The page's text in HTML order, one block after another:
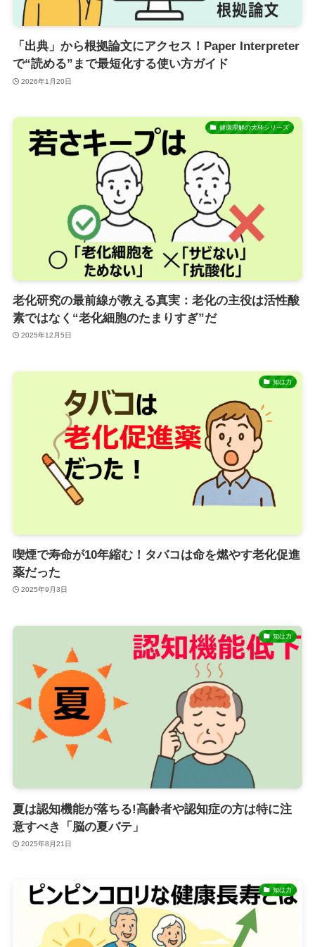
「出典」から根拠論文にアクセス！Paper Interpreter
で“読める”まで最短化する使い方ガイド
2026年1月20日
健康理解の大枠シリーズ
老化研究の最前線が教える真実：老化の主役は活性酸
素ではなく“老化細胞のたまりすぎ”だ
2025年12月5日
知は力
喫煙で寿命が10年縮む！タバコは命を燃やす老化促進
薬だった
2025年9月3日
知は力
夏は認知機能が落ちる!高齢者や認知症の方は特に注
意すべき「脳の夏バテ」
2025年8月21日
知は力